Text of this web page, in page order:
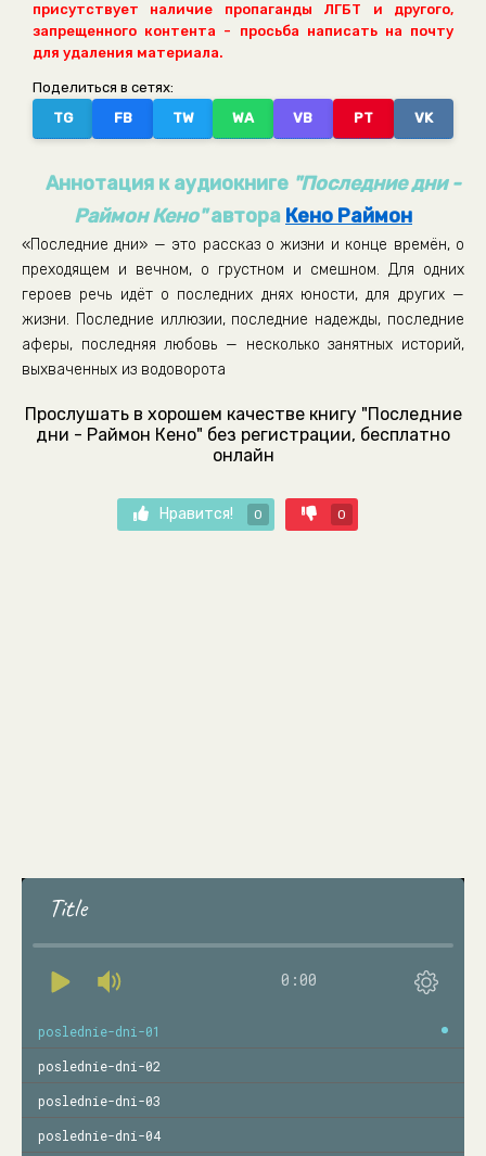
присутствует наличие пропаганды ЛГБТ и другого,
запрещенного контента - просьба написать на почту
для удаления материала.
Поделиться в сетях:
TG
FB TW WA VB PT VK
Аннотация к аудиокниге "Последние дни -
Раймон Кено"автора Кено Раймон
«Последние дни» — это рассказ о жизни и конце времён, о
преходящем и вечном, о грустном и смешном. Для одних
героев речь идёт о последних днях юности, для других —
жизни. Последние иллюзии, последние надежды, последние
аферы, последняя любовь — несколько занятных историй,
выхваченных из водоворота
Прослушать в хорошем качестве книгу "Последние
дни - Раймон Кено" без регистрации, бесплатно
онлайн
Нравится! 0 0
Title
0:00
poslednie-dni-01
poslednie-dni-02
poslednie-dni-03
poslednie-dni-04